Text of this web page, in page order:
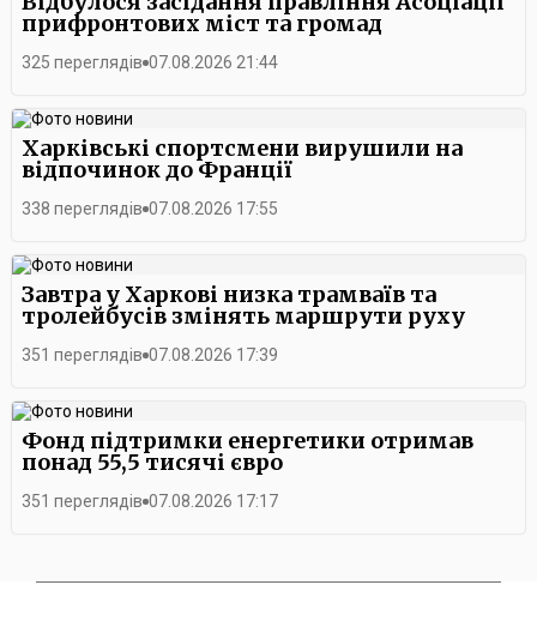
прифронтових міст та громад
325 переглядів 07.08.2026 21:44
Харківські спортсмени вирушили на
відпочинок до Франції
338 переглядів 07.08.2026 17:55
Завтра у Харкові низка трамваїв та
тролейбусів змінять маршрути руху
351 переглядів 07.08.2026 17:39
Фонд підтримки енергетики отримав
понад 55,5 тисячі євро
351 переглядів 07.08.2026 17:17